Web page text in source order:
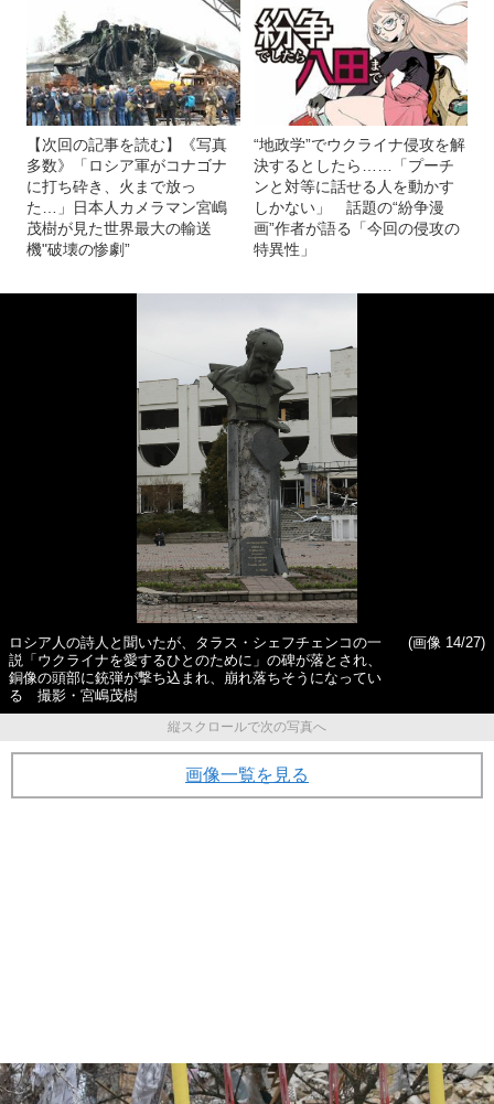
【次回の記事を読む】《写真
多数》「ロシア軍がコナゴナ
に打ち砕き、火まで放っ
た…」日本人カメラマン宮嶋
茂樹が見た世界最大の輸送
機"破壊の惨劇”
“地政学”でウクライナ侵攻を解
決するとしたら……「プーチ
ンと対等に話せる人を動かす
しかない」 話題の“紛争漫
画”作者が語る「今回の侵攻の
特異性」
ロシア人の詩人と聞いたが、タラス・シェフチェンコの一
説「ウクライナを愛するひとのために」の碑が落とされ、
銅像の頭部に銃弾が撃ち込まれ、崩れ落ちそうになってい
る 撮影・宮嶋茂樹
(画像 14/27)
縦スクロールで次の写真へ
画像一覧を見る